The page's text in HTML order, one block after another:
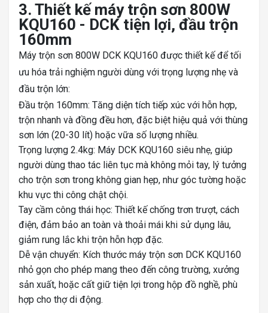
3. Thiết kế máy trộn sơn 800W
KQU160 - DCK tiện lợi, đầu trộn
160mm
Máy trộn sơn 800W DCK KQU160 được thiết kế để tối
ưu hóa trải nghiệm người dùng với trọng lượng nhẹ và
đầu trộn lớn:
Đầu trộn 160mm: Tăng diện tích tiếp xúc với hỗn hợp,
trộn nhanh và đồng đều hơn, đặc biệt hiệu quả với thùng
sơn lớn (20-30 lít) hoặc vữa số lượng nhiều.
Trọng lượng 2.4kg: Máy DCK KQU160 siêu nhẹ, giúp
người dùng thao tác liên tục mà không mỏi tay, lý tưởng
cho trộn sơn trong không gian hẹp, như góc tường hoặc
khu vực thi công chật chội.
Tay cầm công thái học: Thiết kế chống trơn trượt, cách
điện, đảm bảo an toàn và thoải mái khi sử dụng lâu,
giảm rung lắc khi trộn hỗn hợp đặc.
Dễ vận chuyển: Kích thước máy trộn sơn DCK KQU160
nhỏ gọn cho phép mang theo đến công trường, xưởng
sản xuất, hoặc cất giữ tiện lợi trong hộp đồ nghề, phù
hợp cho thợ di động.